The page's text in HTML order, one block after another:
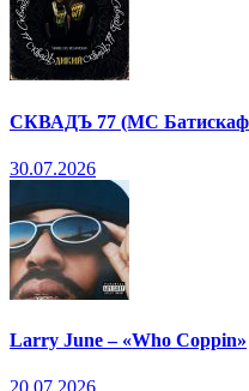
СКВАДЪ 77 (МС Батискаф
30.07.2026
Larry June – «Who Coppin»